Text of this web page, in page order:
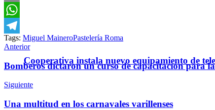
Cooperativa instala nuevo equipamiento de
Email
WhatsApp
Telegram
Tags: Miguel MaineroPastelería Roma
Anterior
Bomberos dictaron un curso de capacitación para
Siguiente
Una multitud en los carnavales varillenses